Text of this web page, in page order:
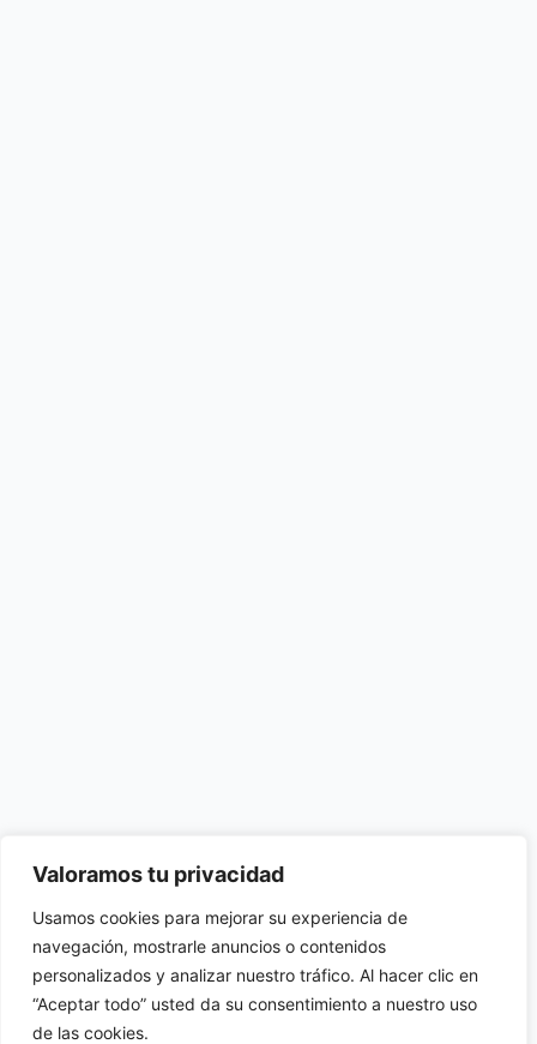
Valoramos tu privacidad
Usamos cookies para mejorar su experiencia de
navegación, mostrarle anuncios o contenidos
personalizados y analizar nuestro tráfico. Al hacer clic en
“Aceptar todo” usted da su consentimiento a nuestro uso
de las cookies.